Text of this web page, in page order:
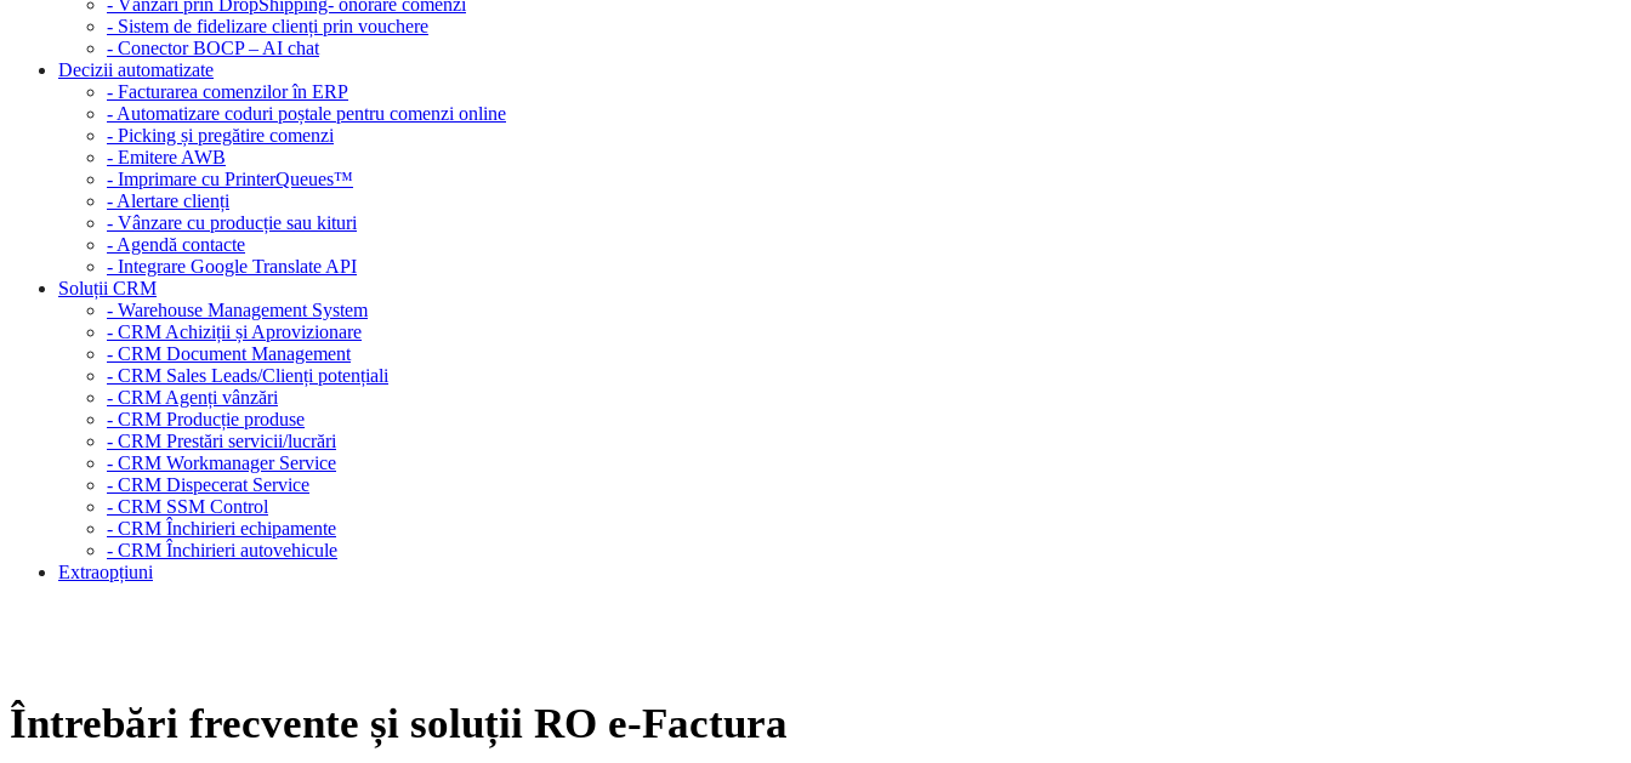
- Vânzări prin DropShipping- onorare comenzi
- Sistem de fidelizare clienți prin vouchere
- Conector BOCP – AI chat
Decizii automatizate
- Facturarea comenzilor în ERP
- Automatizare coduri poștale pentru comenzi online
- Picking și pregătire comenzi
- Emitere AWB
- Imprimare cu PrinterQueues™
- Alertare clienți
- Vânzare cu producție sau kituri
- Agendă contacte
- Integrare Google Translate API
Soluții CRM
- Warehouse Management System
- CRM Achiziții și Aprovizionare
- CRM Document Management
- CRM Sales Leads/Clienți potențiali
- CRM Agenți vânzări
- CRM Producție produse
- CRM Prestări servicii/lucrări
- CRM Workmanager Service
- CRM Dispecerat Service
- CRM SSM Control
- CRM Închirieri echipamente
- CRM Închirieri autovehicule
Extraopțiuni
Întrebări frecvente și soluții RO e-Factura